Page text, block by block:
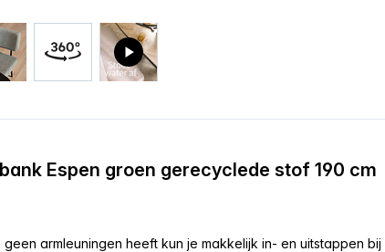
Espen groen gerecyclede stof 190 cm
armleuningen heeft kun je makkelijk in- en uitstappen bij